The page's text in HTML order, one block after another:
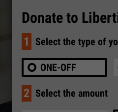
Donate to
1 Select the type of
ONE-OFF
2 Select the amount